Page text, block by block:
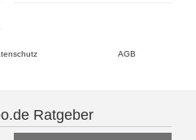
AGB
Ratgeber